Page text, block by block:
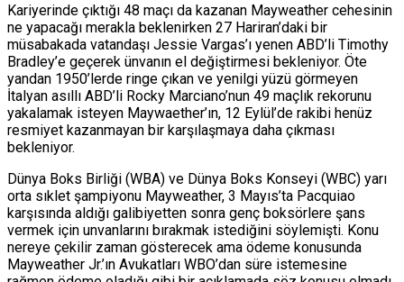
Kariyerinde çıktığı 48 maçı da kazanan Mayweather cehesinin
ne yapacağı merakla beklenirken 27 Hariran’daki bir
müsabakada vatandaşı Jessie Vargas’ı yenen ABD’li Timothy
Bradley’e geçerek ünvanın el değiştirmesi bekleniyor. Öte
yandan 1950’lerde ringe çıkan ve yenilgi yüzü görmeyen
İtalyan asıllı ABD’li Rocky Marciano’nun 49 maçlık rekorunu
yakalamak isteyen Maywaether’ın, 12 Eylül’de rakibi henüz
resmiyet kazanmayan bir karşılaşmaya daha çıkması
bekleniyor.
Dünya Boks Birliği (WBA) ve Dünya Boks Konseyi (WBC) yarı
orta sıklet şampiyonu Mayweather, 3 Mayıs’ta Pacquiao
karşısında aldığı galibiyetten sonra genç boksörlere şans
vermek için unvanlarını bırakmak istediğini söylemişti. Konu
nereye çekilir zaman gösterecek ama ödeme konusunda
Mayweather Jr.’ın Avukatları WBO’dan süre istemesine